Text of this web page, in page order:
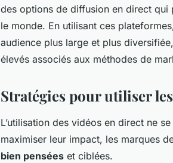
des options de diffusion en direct qui
le monde. En utilisant ces
audience plus large et plus
élevés associés aux méthodes de
Stratégies pour utiliser
L’utilisation des vidéos en direct ne
maximiser leur impact, les marques
bien pensées et ciblées.